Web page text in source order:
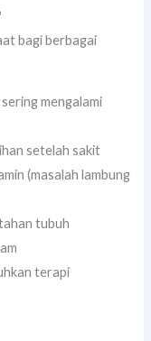
bagi berbagai
mengalami
setelah sakit
(masalah lambung
tubuh
terapi